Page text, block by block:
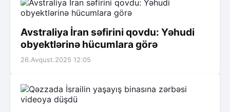
Avstraliya İran səfirini qovdu: Yəhudi
obyektlərinə hücumlara görə
26.Avqust.2025 12:05